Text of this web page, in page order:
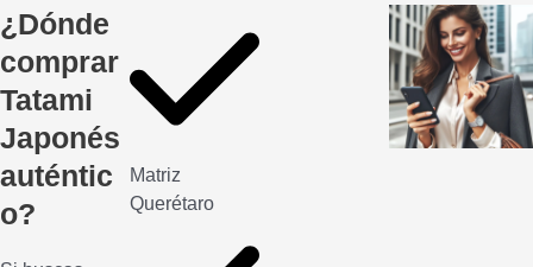
¿Dónde
comprar
Tatami
Japonés
auténtic
o?
Matriz
Querétaro